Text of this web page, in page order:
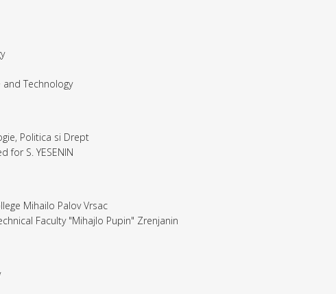
and Technology
Politica si Drept
for S. YESENIN
Mihailo Palov Vrsac
Faculty "Mihajlo Pupin" Zrenjanin